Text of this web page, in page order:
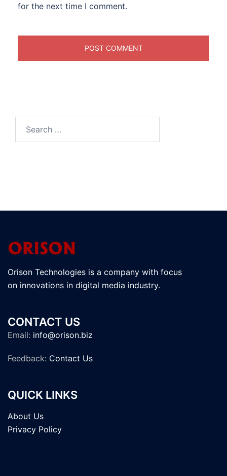
for the next time I comment.
Orison Technologies is a company with focus
on innovations in digital media industry.
CONTACT US
Email: info@orison.biz
Feedback: Contact Us
QUICK LINKS
About Us
Privacy Policy